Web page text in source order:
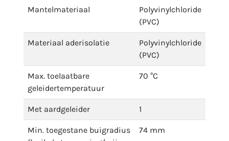
Mantelmateriaal
Polyvinylchloride
(PVC)
Materiaal aderisolatie
Polyvinylchloride
(PVC)
Max. toelaatbare
geleidertemperatuur
70 °C
Met aardgeleider 1
Min. toegestane buigradius
74 mm